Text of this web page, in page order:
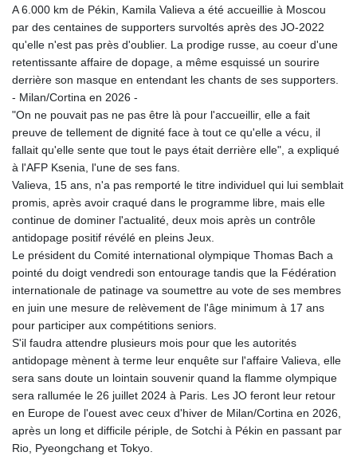
MUR 54.086968
MVR 17.813958
MWK 2000.321571
MZN 73.632591
NGN 1570.402299
NPR 175.409602
NZD 1.963014
PAB 1.15197
PEN 3.893932
PHP 70.046151
PLN 4.302017
PYG 6852.357161
QAR 4.211049
RUB 95.624853
A 6.000 km de Pékin, Kamila Valieva a été accueillie à Moscou
par des centaines de supporters survoltés après des JO-2022
qu'elle n'est pas près d'oublier. La prodige russe, au coeur d'une
retentissante affaire de dopage, a même esquissé un sourire
derrière son masque en entendant les chants de ses supporters.
- Milan/Cortina en 2026 -
"On ne pouvait pas ne pas être là pour l'accueillir, elle a fait
preuve de tellement de dignité face à tout ce qu'elle a vécu, il
fallait qu'elle sente que tout le pays était derrière elle", a expliqué
à l'AFP Ksenia, l'une de ses fans.
Valieva, 15 ans, n'a pas remporté le titre individuel qui lui semblait
promis, après avoir craqué dans le programme libre, mais elle
continue de dominer l'actualité, deux mois après un contrôle
antidopage positif révélé en pleins Jeux.
Le président du Comité international olympique Thomas Bach a
pointé du doigt vendredi son entourage tandis que la Fédération
internationale de patinage va soumettre au vote de ses membres
en juin une mesure de relèvement de l'âge minimum à 17 ans
pour participer aux compétitions seniors.
S'il faudra attendre plusieurs mois pour que les autorités
antidopage mènent à terme leur enquête sur l'affaire Valieva, elle
sera sans doute un lointain souvenir quand la flamme olympique
sera rallumée le 26 juillet 2024 à Paris. Les JO feront leur retour
en Europe de l'ouest avec ceux d'hiver de Milan/Cortina en 2026,
après un long et difficile périple, de Sotchi à Pékin en passant par
Rio, Pyeongchang et Tokyo.